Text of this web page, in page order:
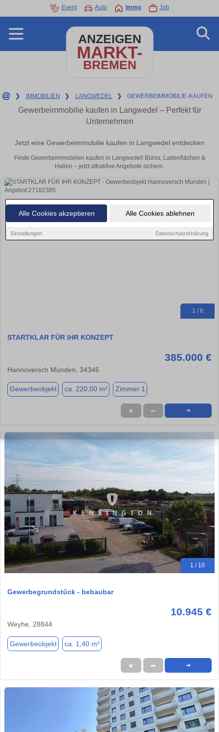
Alle Cookies akzeptieren Alle Cookies ablehnen
Einstellungen Datenschutzerklärung
Event Auto Immo Job
ANZEIGEN
MARKT-
BREMEN
❯ IMMOBILIEN ❯ LANGWEDEL ❯ GEWERBEIMMOBILIE-KAUFEN
Gewerbeimmobilie kaufen in Langwedel – Perfekt für
Unternehmen
Jetzt eine Gewerbeimmobilie kaufen in Langwedel entdecken
Finde Gewerbeimmobilien kaufen in Langwedel! Büros, Ladenflächen &
Hallen – jetzt attraktive Angebote sichern.
1 / 6
STARTKLAR FÜR IHR KONZEPT
385.000 €
Hannoversch Münden, 34346
Gewerbeobjekt ca. 220,00 m² Zimmer 1
★ ➦ ➜
1 / 10
Gewerbegrundstück - bebaubar
10.945 €
Weyhe, 28844
Gewerbeobjekt ca. 1,40 m²
★ ➦ ➜